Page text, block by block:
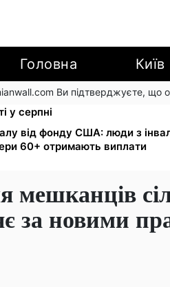
Головна Київ
Ви підтверджуєте, що
сім'ю: UNICEF роздає
у серпні
від фонду США: люди з
60+ отримають виплати
мешканців
за новими